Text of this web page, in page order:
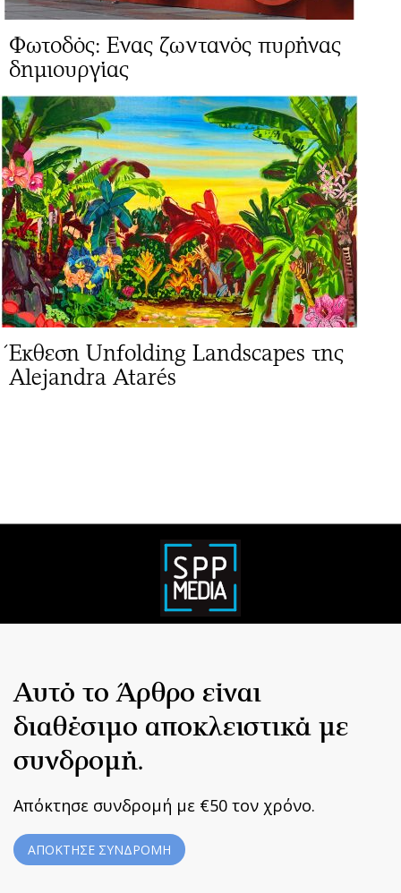
Αυτό το Άρθρο είναι
διαθέσιμο αποκλειστικά με
συνδρομή.
Απόκτησε συνδρομή με €50 τον χρόνο.
ΑΠΟΚΤΗΣΕ ΣΥΝΔΡΟΜΗ
Φωτοδός: Ενας ζωντανός πυρήνας
δημιουργίας
Έκθεση Unfolding Landscapes της
Alejandra Atarés
Home|Terms & Conditions |